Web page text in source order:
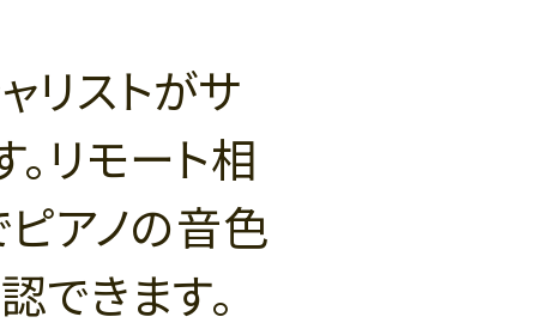
リストがサ
。リモート相
ピアノの音色
できます。